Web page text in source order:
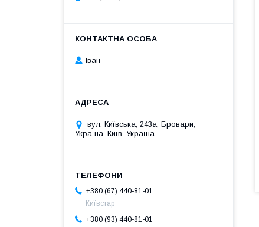
Іван
вул. Київська, 243а, Бровари,
Україна, Київ, Україна
+380 (67) 440-81-01
Київстар
+380 (93) 440-81-01